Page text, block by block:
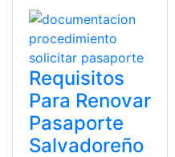
Requisitos
Para Renovar
Pasaporte
Salvadoreño